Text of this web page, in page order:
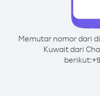
Memutar nomor dari
Kuwait dari
berikut:+